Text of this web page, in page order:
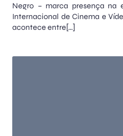
Negro – marca presença na
Internacional de Cinema e
acontece entre[…]